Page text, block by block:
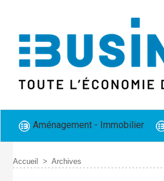
Aménagement - Immobilier
Accueil > Archives